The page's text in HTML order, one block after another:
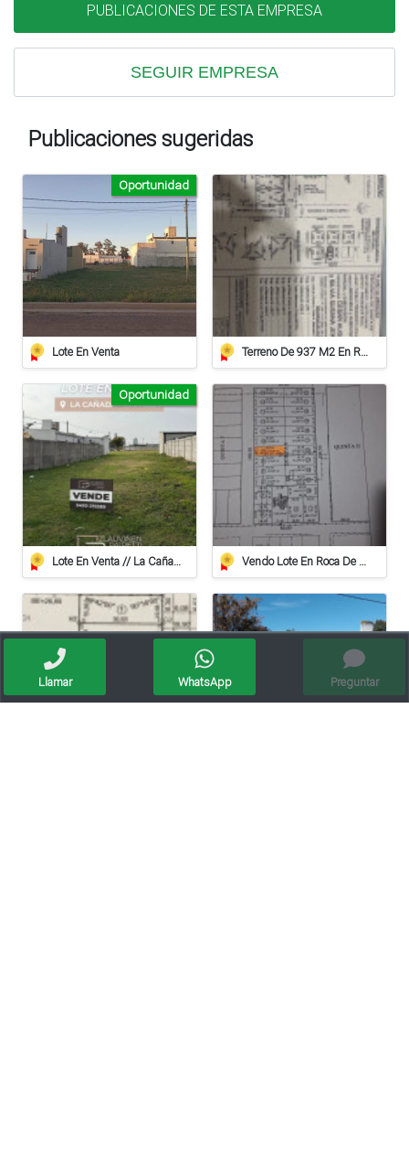
PUBLICACIONES DE ESTA EMPRESA
SEGUIR EMPRESA
Publicaciones sugeridas
Lote En Venta
Oportunidad
Terreno De 937 M2 En Roca
Lote En Venta // La Cañada
Oportunidad
Vendo Lote En Roca De 612 Mts/2º
Llamar WhatsApp Preguntar